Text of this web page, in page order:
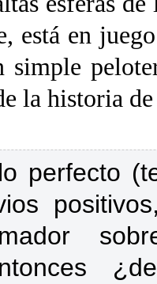
está en
simple
la historia
perfecto